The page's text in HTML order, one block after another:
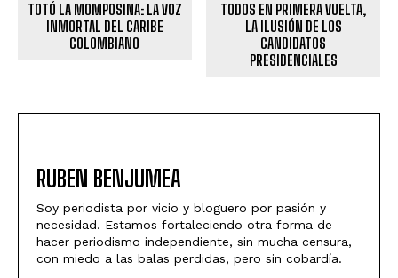
TOTÓ LA MOMPOSINA: LA VOZ
INMORTAL DEL CARIBE
COLOMBIANO
TODOS EN PRIMERA VUELTA,
LA ILUSIÓN DE LOS
CANDIDATOS
PRESIDENCIALES
RUBEN BENJUMEA
Soy periodista por vicio y bloguero por pasión y
necesidad. Estamos fortaleciendo otra forma de
hacer periodismo independiente, sin mucha censura,
con miedo a las balas perdidas, pero sin cobardía.